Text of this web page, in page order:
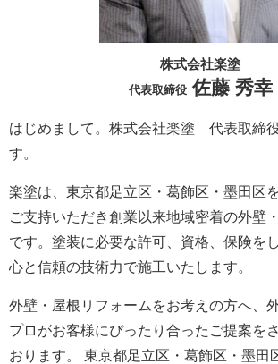
株式会社楽塗
代表取締役佐藤 秀幸
はじめまして。株式会社楽塗 代表取締
す。
楽塗は、東京都足立区・葛飾区・墨田区
ご支持いただき創業以来地域密着の外壁
です。塗装に必要な許可、資格、保険を
心と信頼の技術力で施工いたします。
外壁・屋根リフォームをお考えの方へ、
プロがお客様にぴったり合ったご提案を
おります。 東京都足立区・葛飾区・墨田